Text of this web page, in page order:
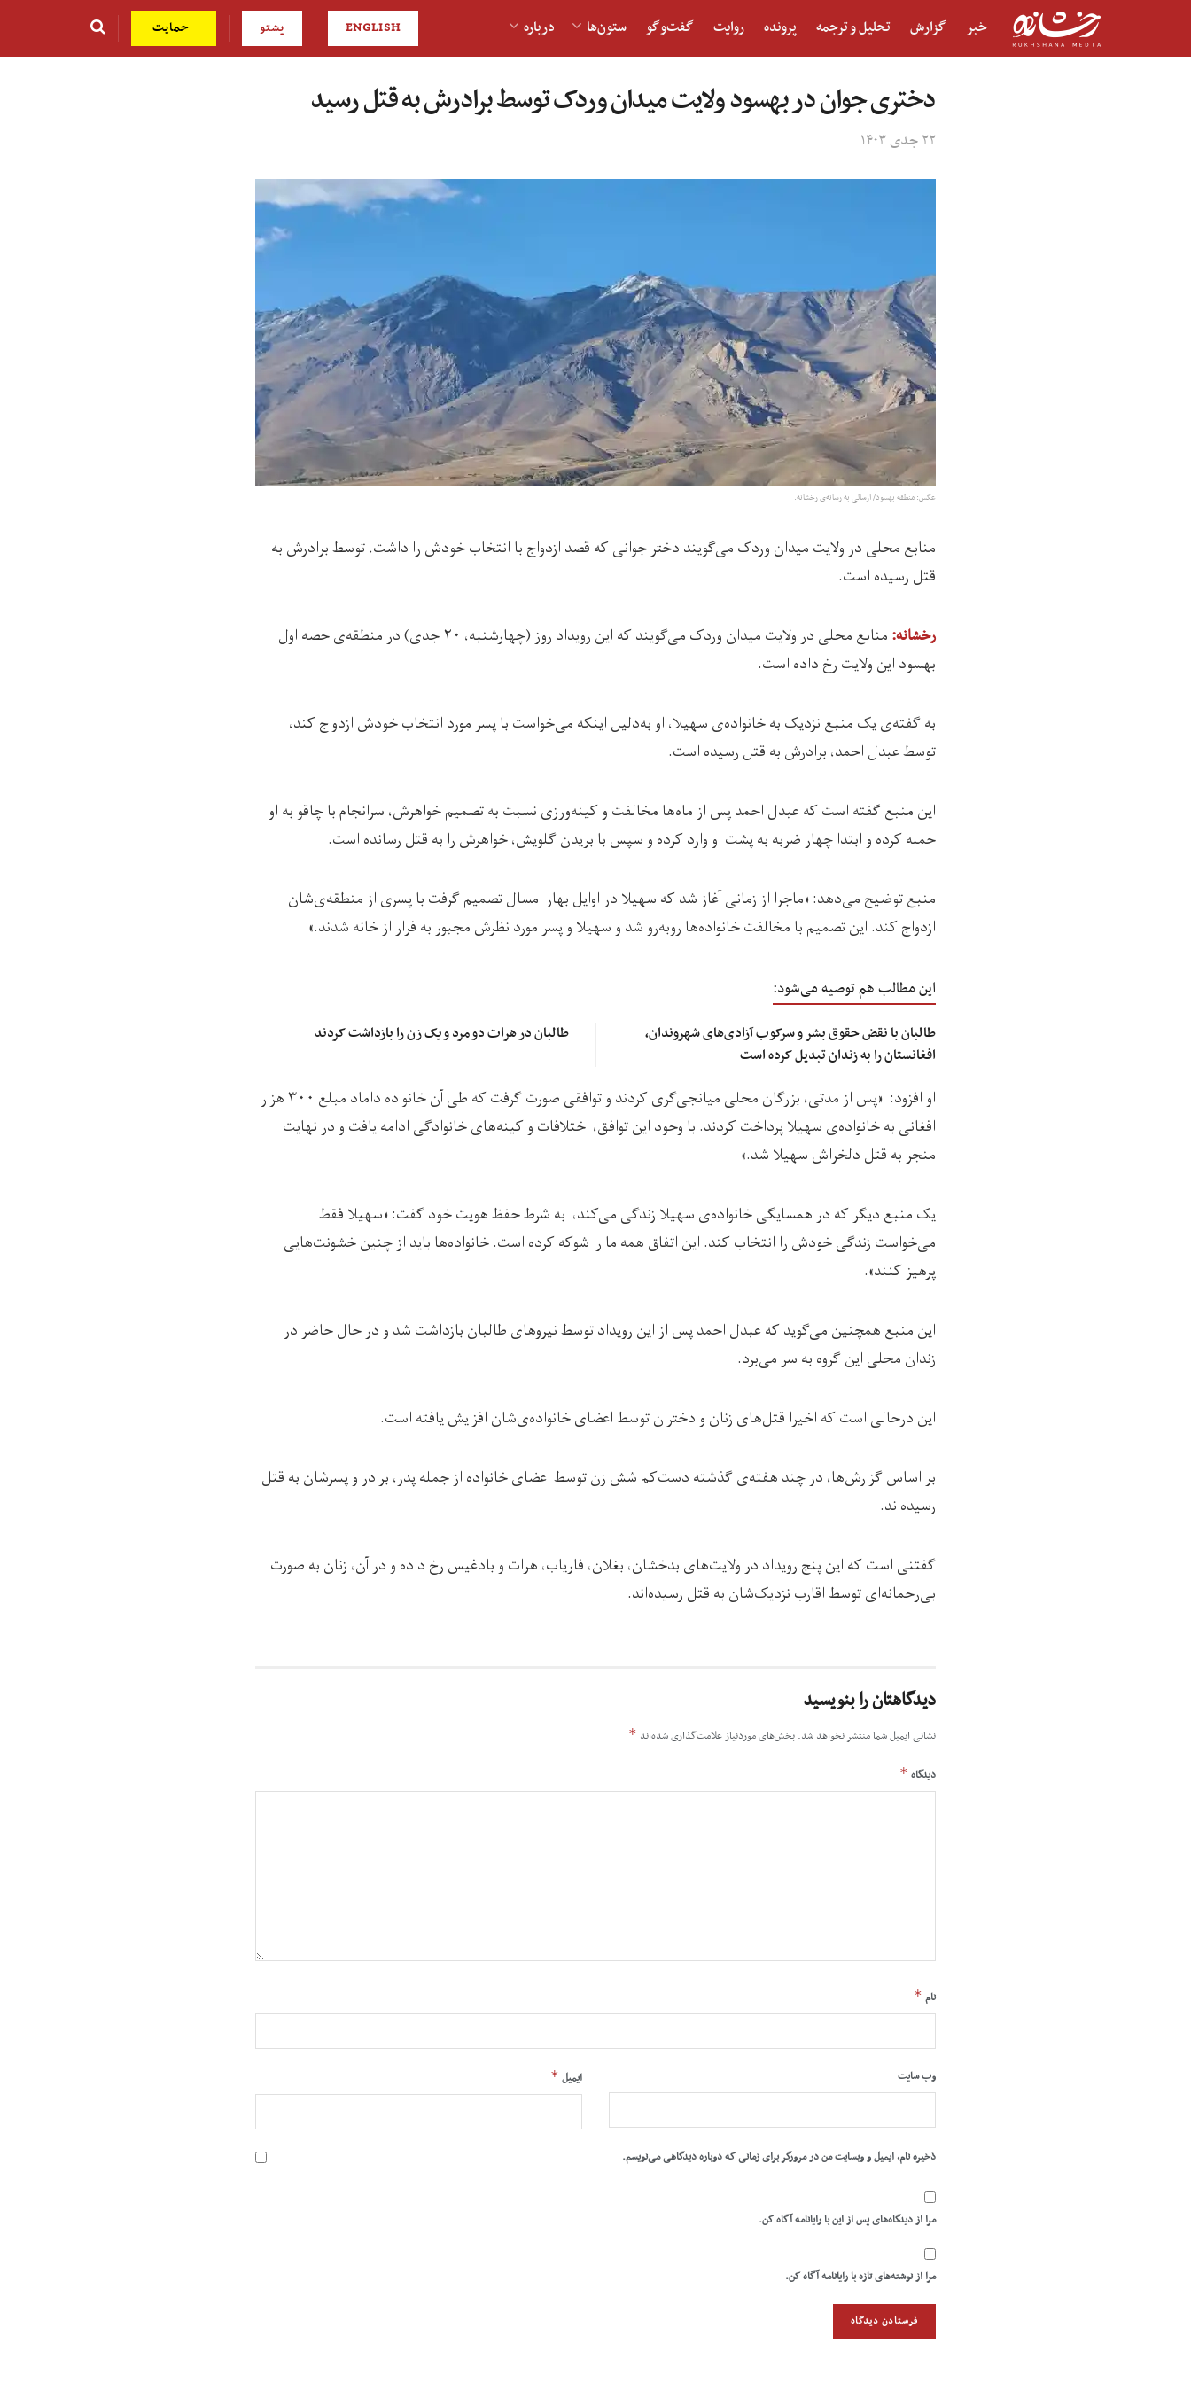
خبر گزارش تحلیل و ترجمه پرونده روایت گفت‌و‎گو ستون‌ها درباره ENGLISH پشتو حمایت
دختری جوان در بهسود ولایت میدان وردک توسط برادرش به قتل رسید
۲۲ جدی ۱۴۰۳
عکس: منطقه بهسود/ ارسالی به رسانه‌ی رخشانه.
منابع محلی در ولایت میدان وردک می‌گویند دختر جوانی که قصد ازدواج با انتخاب خودش را داشت، توسط برادرش به
قتل رسیده است.
رخشانه:
منابع محلی در ولایت میدان وردک می‌گویند که این رویداد روز (چهارشنبه، ۲۰ جدی) در منطقه‌ی حصه اول
بهسود این ولایت رخ داده است.
به گفته‌ی یک منبع نزدیک به خانواده‌ی سهیلا، او به‌دلیل اینکه می‌خواست با پسر مورد انتخاب خودش ازدواج کند،
توسط عبدل‌ احمد، برادرش به قتل رسیده است.
این منبع گفته است که عبدل احمد پس از ماه‌ها مخالفت و کینه‌ورزی نسبت به تصمیم خواهرش، سرانجام با چاقو به او
حمله کرده و ابتدا چهار ضربه به پشت او وارد کرده و سپس با بریدن گلویش، خواهرش را به قتل رسانده است.
منبع توضیح می‌دهد: «ماجرا از زمانی آغاز شد که سهیلا در اوایل بهار امسال تصمیم گرفت با پسری از منطقه‌‌ی‌شان
ازدواج کند. این تصمیم با مخالفت خانواده‌ها روبه‌رو شد و سهیلا و پسر مورد نظرش مجبور به فرار از خانه شدند.»
این مطالب هم توصیه می‌شود:
طالبان با نقض حقوق بشر و سرکوب آزادی‌های شهروندان،
افغانستان را به زندان تبدیل کرده است
طالبان در هرات دو مرد و یک زن را بازداشت کردند
او افزود: «پس از مدتی، بزرگان محلی میانجی‌گری کردند و توافقی صورت گرفت که طی آن خانواده داماد مبلغ ۳۰۰ هزار
افغانی به خانواده‌ی سهیلا پرداخت کردند. با وجود این توافق، اختلافات و کینه‌های خانوادگی ادامه یافت و در نهایت
منجر به قتل دلخراش سهیلا شد.»
یک منبع دیگر که در همسایگی خانواده‌ی سهیلا زندگی می‌کند، به شرط حفظ هویت خود گفت: «سهیلا فقط
می‌خواست زندگی خودش را انتخاب کند. این اتفاق همه ما را شوکه کرده است. خانواده‌ها باید از چنین خشونت‌هایی
پرهیز کنند».
این منبع همچنین می‌گوید که عبدل احمد پس از این رویداد توسط نیروهای طالبان بازداشت شد و در حال حاضر در
زندان محلی این گروه به سر می‌برد.
این درحالی است که اخیرا قتل‌های زنان و دختران توسط اعضای خانواده‌ی‌شان افزایش یافته است.
بر اساس گزارش‌ها، در چند هفته‌ی گذشته دست‌کم شش زن توسط اعضای خانواده‌ از جمله پدر، برادر و پسرشان به قتل
رسیده‌اند.
گفتنی است که این پنج رویداد در ولایت‌های بدخشان، بغلان، فاریاب، هرات و بادغیس رخ داده و در آن، زنان به صورت
بی‌رحمانه‌ای توسط اقارب نزدیک‌شان به قتل رسیده‌اند.
دیدگاهتان را بنویسید
نشانی ایمیل شما منتشر نخواهد شد. بخش‌های موردنیاز علامت‌گذاری شده‌اند *
دیدگاه *
نام *
ایمیل * وب‌ سایت
ذخیره نام، ایمیل و وبسایت من در مرورگر برای زمانی که دوباره دیدگاهی می‌نویسم.
مرا از دیدگاه‌های پس از این با رایانامه آگاه کن.
مرا از نوشته‌های تازه با رایانامه آگاه کن.